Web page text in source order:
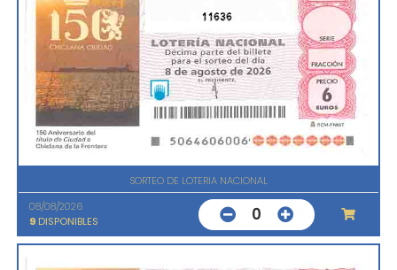
11636
SORTEO DE LOTERIA NACIONAL
08/08/2026
9 DISPONIBLES 0